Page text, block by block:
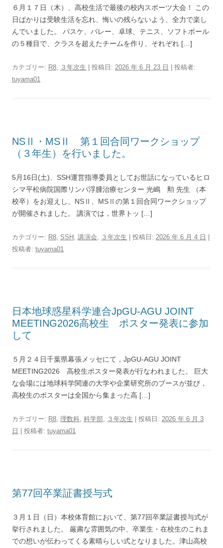
６月１７日（木）、高校生活で最後の校内スポーツ大会！ この
日ばかりは受験生活を忘れ、悔いの残らないよう、全力で楽し
んでいました。 バスケ、バレー、卓球、テニス、ソフトボール
の５種目で、クラスを超えたチームを作り、それぞれ […]
カテゴリー: R8, ３年次生 | 投稿日: 2026 年 6 月 23 日
投稿者:
tuyama01
NSⅡ・MSⅡ 第１回合同ワークショップ
（３年生）を行いました。
5月16日(土)、SSH運営指導委員としてお世話になっているヒロ
シマ平松病院国際リンパ浮腫治療センター 光嶋 勲 先生 （本
校卒）をお迎えし、NSⅡ、MSⅡの第１回合同ワークショップ
が開催されました。 講演では，世界トッ […]
カテゴリー: R8, SSH , 講演会, ３年次生 | 投稿日: 2026 年 6 月 4 日
投稿者: tuyama01
日本地球惑星科学連合JpGU-AGU JOINT
MEETING2026高校生 ポスター発表に参加
して
５月２４日千葉県幕張メッセにて，JpGU-AGU JOINT
MEETING2026 高校生ポスター発表が行なわれました。 巨大
な会場には地球科学関連の大学や企業研究所のブースが並び，
高校生のポスターは全国から集まった高 […]
カテゴリー: R8, 理数科, 科学部, ３年次生 | 投稿日: 2026 年 6 月 3
日
投稿者: tuyama01
第77回卒業証書授与式
３月１日（日）本校体育館において、第77回卒業証書授与式が
挙行されました。 厳粛な雰囲気の中、卒業生・在校生のこれま
での想いが伝わってくる素晴らしい式となりました。津山高校